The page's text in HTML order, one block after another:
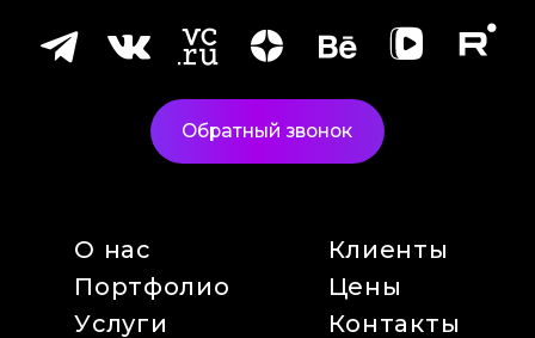
О нас
Портфолио
Услуги
Клиенты
Цены
Контакты
Обратный звонок